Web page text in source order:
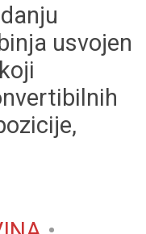
usvojen